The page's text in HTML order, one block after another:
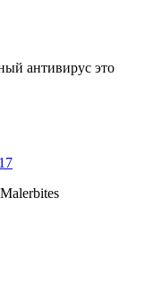
антивирус это